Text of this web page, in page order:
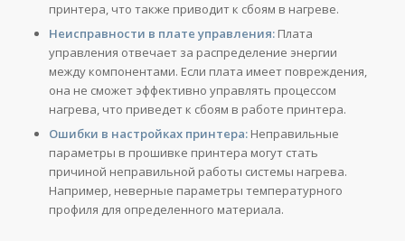
принтера, что также приводит к сбоям в нагреве.
Неисправности в плате управления:Плата
управления отвечает за распределение энергии
между компонентами. Если плата имеет повреждения,
она не сможет эффективно управлять процессом
нагрева, что приведет к сбоям в работе принтера.
Ошибки в настройках принтера:Неправильные
параметры в прошивке принтера могут стать
причиной неправильной работы системы нагрева.
Например, неверные параметры температурного
профиля для определенного материала.